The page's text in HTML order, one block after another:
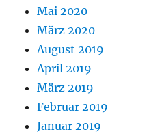
Mai 2020
März 2020
August 2019
April 2019
März 2019
Februar 2019
Januar 2019